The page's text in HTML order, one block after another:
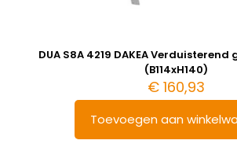
DUA S8A 4219 DAKEA
(B114xH140)
€160,93
Toevoegen aan